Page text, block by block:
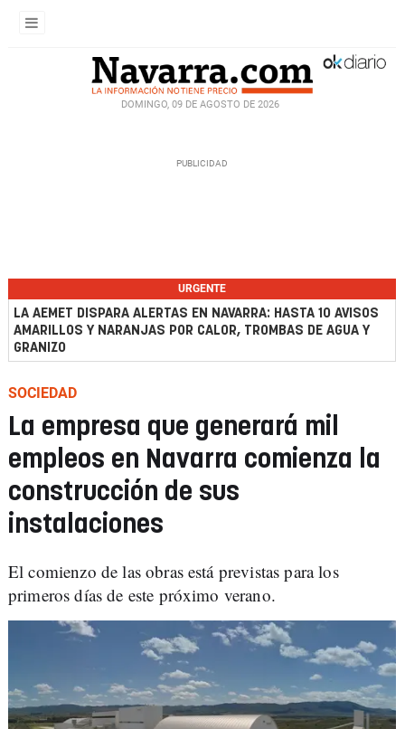
DOMINGO, 09 DE AGOSTO DE 2026
URGENTE
LA AEMET DISPARA ALERTAS EN NAVARRA: HASTA 10 AVISOS
AMARILLOS Y NARANJAS POR CALOR, TROMBAS DE AGUA Y
GRANIZO
SOCIEDAD
La empresa que generará mil
empleos en Navarra comienza la
construcción de sus
instalaciones
El comienzo de las obras está previstas para los
primeros días de este próximo verano.